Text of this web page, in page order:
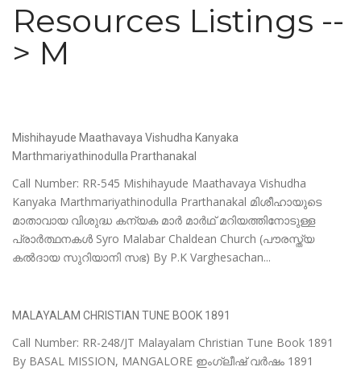
Resources Listings --
> M
Mishihayude Maathavaya Vishudha Kanyaka
Marthmariyathinodulla Prarthanakal
Call Number: RR-545 Mishihayude Maathavaya Vishudha
Kanyaka Marthmariyathinodulla Prarthanakal മിശീഹായുടെ
മാതാവായ വിശുദ്ധ കന്യക മാർ മാർഥ്‌ മറിയത്തിനോടുള്ള
പ്രാർത്ഥനകൾ Syro Malabar Chaldean Church (പൗരസ്ത്യ
കൽദായ സുറിയാനി സഭ) By P.K Varghesachan...
MALAYALAM CHRISTIAN TUNE BOOK 1891
Call Number: RR-248/JT Malayalam Christian Tune Book 1891
By BASAL MISSION, MANGALORE ഇംഗ്ലീഷ് വർഷം 1891